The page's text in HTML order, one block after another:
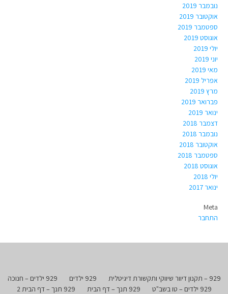
נובמבר 2019
אוקטובר 2019
ספטמבר 2019
אוגוסט 2019
יולי 2019
יוני 2019
מאי 2019
אפריל 2019
מרץ 2019
פברואר 2019
ינואר 2019
דצמבר 2018
נובמבר 2018
אוקטובר 2018
ספטמבר 2018
אוגוסט 2018
יולי 2018
ינואר 2017
Meta
התחבר
929 – תקנון דיוור שיווקי ותקשורת דיגיטלית 929 ילדים
929 ילדים – חנוכה
929 ילדים – טו בשב"ט
929 תנך – דף הבית
929 תנך – דף הבית 2